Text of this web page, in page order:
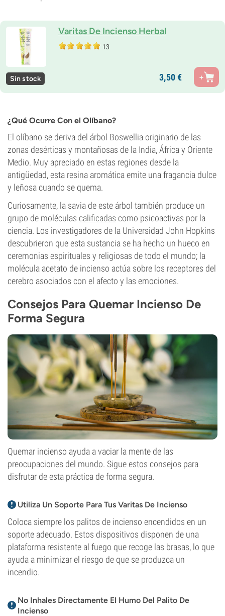
Varitas De Incienso Herbal
13
Sin stock 3,50€
¿Qué Ocurre Con el Olíbano?
El olíbano se deriva del árbol Boswellia originario de las
zonas desérticas y montañosas de la India, África y Oriente
Medio. Muy apreciado en estas regiones desde la
antigüedad, esta resina aromática emite una fragancia dulce
y leñosa cuando se quema.
Curiosamente, la savia de este árbol también produce un
grupo de moléculas calificadas como psicoactivas por la
ciencia. Los investigadores de la Universidad John Hopkins
descubrieron que esta sustancia se ha hecho un hueco en
ceremonias espirituales y religiosas de todo el mundo; la
molécula acetato de incienso actúa sobre los receptores del
cerebro asociados con el afecto y las emociones.
Consejos Para Quemar Incienso De
Forma Segura
Quemar incienso ayuda a vaciar la mente de las
preocupaciones del mundo. Sigue estos consejos para
disfrutar de esta práctica de forma segura.
Utiliza Un Soporte Para Tus Varitas De Incienso
Coloca siempre los palitos de incienso encendidos en un
soporte adecuado. Estos dispositivos disponen de una
plataforma resistente al fuego que recoge las brasas, lo que
ayuda a minimizar el riesgo de que se produzca un
incendio.
No Inhales Directamente El Humo Del Palito De
Incienso